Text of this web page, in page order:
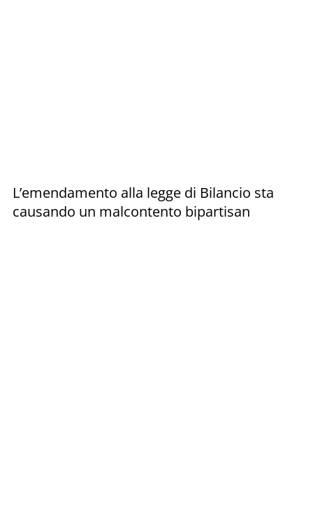
L’emendamento alla legge di Bilancio sta
causando un malcontento bipartisan